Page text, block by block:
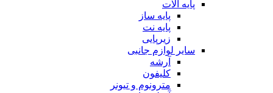
پایه آلات
پایه ساز
پایه نت
زیرپایی
سایر لوازم جانبی
آرشه
کلیفون
مترونوم و تیونر